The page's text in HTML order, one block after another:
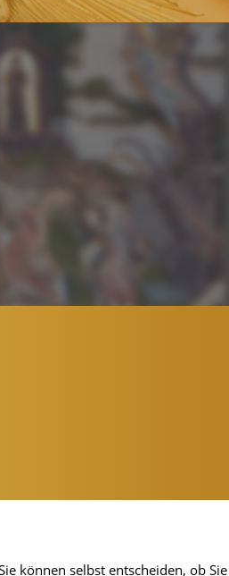
können selbst entscheiden, ob Sie